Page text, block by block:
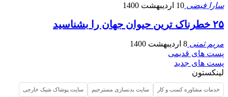
سارا فیضی 10 اردیبهشت 1400
۲۵ خطرناک ترین حیوان جهان را بشناسید
مریم ثمنی 8 اردیبهشت 1400
پست های قدیمی
پست های جدید
لینکستون
خدمات مشاوره کسب و کار سایت بدنسازی مسترجیم سایت پوشاک شیک خارجی